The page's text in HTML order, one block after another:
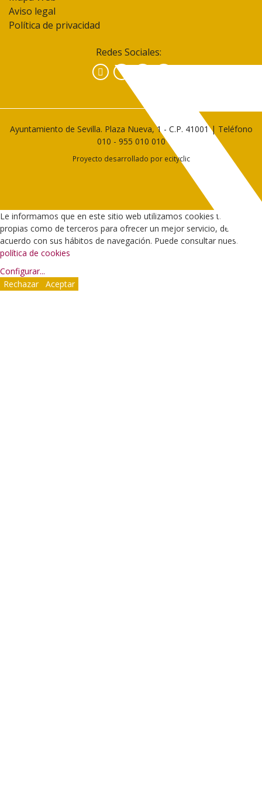
Aviso legal
Política de privacidad
Redes Sociales:
Facebook
Ayuntamiento de Sevilla. Plaza Nueva, 1 - C.P. 41001 | Teléfono
010 - 955 010 010
Proyecto desarrollado por ecityclic
Le informamos que en este sitio web utilizamos cookies tanto
propias como de terceros para ofrecer un mejor servicio, de
acuerdo con sus hábitos de navegación. Puede consultar nuestra
política de cookies
Configurar...
Rechazar
Aceptar